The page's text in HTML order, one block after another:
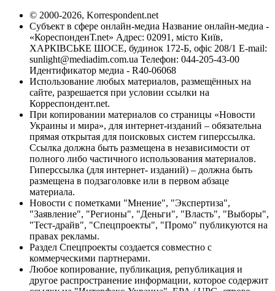
© 2000-2026, Korrespondent.net
Субъект в сфере онлайн-медиа Название онлайн-медиа -
«КореспонденТ.net» Адрес: 02091, місто Київ,
ХАРКІВСЬКЕ ШОСЕ, будинок 172-Б, офіс 208/1 E-mail:
sunlight@mediadim.com.ua Телефон: 044-205-43-00
Идентификатор медиа - R40-06068
Использование любых материалов, размещённых на
сайте, разрешается при условии ссылки на
Корреспондент.net.
При копировании материалов со страницы «Новости
Украины и мира», для интернет-изданий – обязательна
прямая открытая для поисковых систем гиперссылка.
Ссылка должна быть размещена в независимости от
полного либо частичного использования материалов.
Гиперссылка (для интернет- изданий) – должна быть
размещена в подзаголовке или в первом абзаце
материала.
Новости с пометками "Мнение", "Экспертиза",
"Заявление", "Регионы", "Деньги", "Власть", "Выборы",
"Тест-драйв", "Спецпроекты", "Промо" публикуются на
правах рекламы.
Раздел Спецпроекты создается совместно с
коммерческими партнерами.
Любое копирование, публикация, републикация и
другое распространение информации, которое содержит